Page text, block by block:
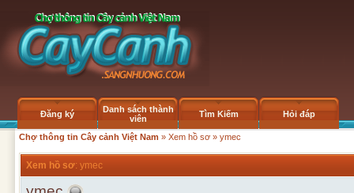
Đăng ký
Danh sách thành
viên
Tìm Kiếm Hỏi đáp
Chợ thông tin Cây cảnh Việt Nam » Xem hồ sơ » ymec
Xem hồ sơ: ymec